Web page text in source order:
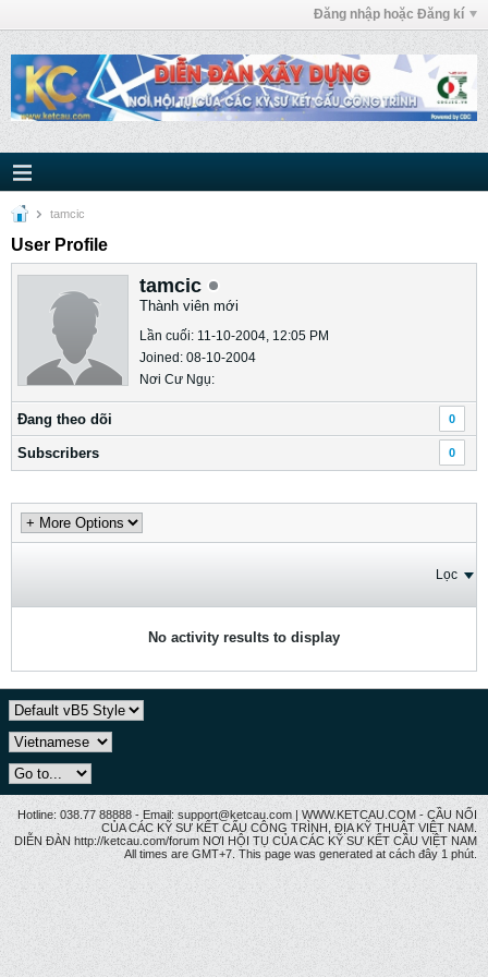
Đăng nhập hoặc Đăng kí
tamcic
User Profile
tamcic
Thành viên mới
Lần cuối: 11-10-2004, 12:05 PM
Joined: 08-10-2004
Nơi Cư Ngụ:
Ðang theo dõi 0
Subscribers 0
Lọc
No activity results to display
Hotline: 038.77 88888 - Email: support@ketcau.com | WWW.KETCAU.COM - CẦU NỐI
CỦA CÁC KỸ SƯ KẾT CẤU CÔNG TRÌNH, ĐỊA KỸ THUẬT VIỆT NAM.
DIỄN ĐÀN http://ketcau.com/forum NƠI HỘI TỤ CỦA CÁC KỸ SƯ KẾT CÂU VIỆT NAM
All times are GMT+7. This page was generated at cách đây 1 phút.